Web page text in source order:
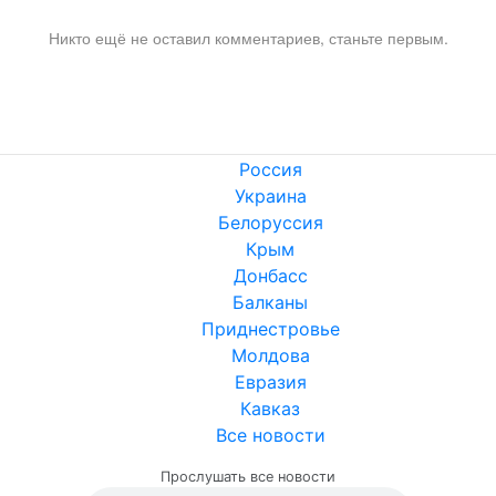
Никто ещё не оставил комментариев, станьте первым.
Россия
Украина
Белоруссия
Крым
Донбасс
Балканы
Приднестровье
Молдова
Евразия
Кавказ
Все новости
Прослушать все новости